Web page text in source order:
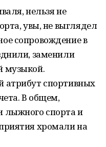
нельзя не
увы, не выглядел
сопровождение в
заменили
музыкой.
атрибут спортивных
В общем,
лыжного спорта и
хромали на